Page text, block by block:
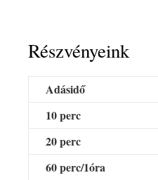
Részvényeink
Adásidő
10 perc
20 perc
60 perc/1óra